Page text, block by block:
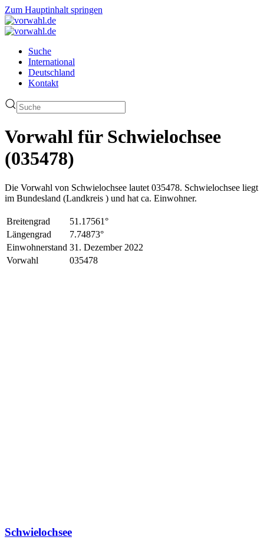
Zum Hauptinhalt springen
Suche
International
Deutschland
Kontakt
Vorwahl für Schwielochsee
(035478)
Die Vorwahl von Schwielochsee lautet 035478. Schwielochsee liegt
im Bundesland (Landkreis ) und hat ca. Einwohner.
Breitengrad
51.17561°
Längengrad
7.74873°
Einwohnerstand 31. Dezember 2022
Vorwahl
035478
Schwielochsee